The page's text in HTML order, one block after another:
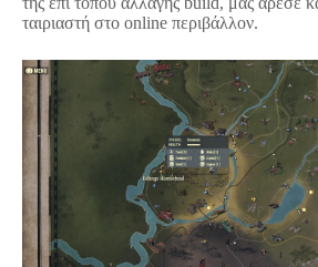
ταιριαστή στο online περιβάλλον.